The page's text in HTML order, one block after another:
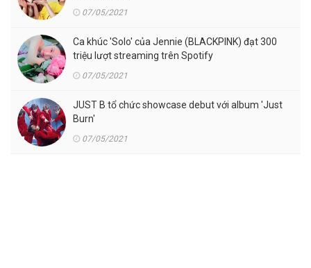
07/05/2021
Ca khúc 'Solo' của Jennie (BLACKPINK) đạt 300
triệu lượt streaming trên Spotify
07/05/2021
JUST B tổ chức showcase debut với album 'Just
Burn'
07/05/2021